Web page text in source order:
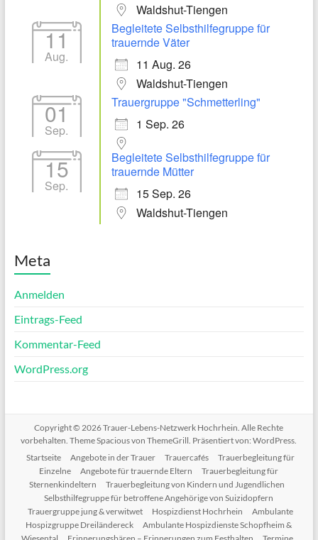
Waldshut-Tiengen
11
Aug.
Begleitete Selbsthilfegruppe für
trauernde Väter
11 Aug. 26
Waldshut-Tiengen
01
Sep.
Trauergruppe "Schmetterling"
1 Sep. 26
15
Sep.
Begleitete Selbsthilfegruppe für
trauernde Mütter
15 Sep. 26
Waldshut-Tiengen
Meta
Anmelden
Eintrags-Feed
Kommentar-Feed
WordPress.org
Copyright © 2026Trauer-Lebens-Netzwerk Hochrhein. Alle Rechte
vorbehalten. ThemeSpaciousvon ThemeGrill. Präsentiert von:WordPress.
Startseite
Angebote in der Trauer Trauercafés
Trauerbegleitung für
Einzelne
Angebote für trauernde Eltern
Trauerbegleitung für
Sternenkindeltern
Trauerbegleitung von Kindern und Jugendlichen
Selbsthilfegruppe für betroffene Angehörige von Suizidopfern
Trauergruppe jung & verwitwet
Hospizdienst Hochrhein
Ambulante
Hospizgruppe Dreiländereck
Ambulante Hospizdienste Schopfheim &